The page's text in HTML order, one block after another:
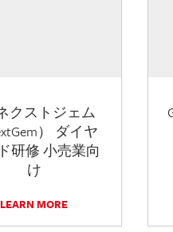
クストジェム
） ダイヤ
研修 小売業向
け
LEARN MORE